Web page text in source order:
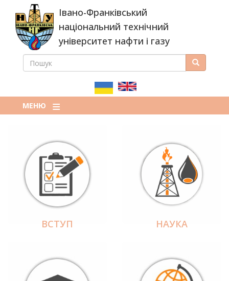
основного
вмісту
Івано-Франківський
національний технічний
університет нафти і газу
ПОШУКОВА
ПОШУК Пошук
МЕНЮ
ВСТУП НАУКА